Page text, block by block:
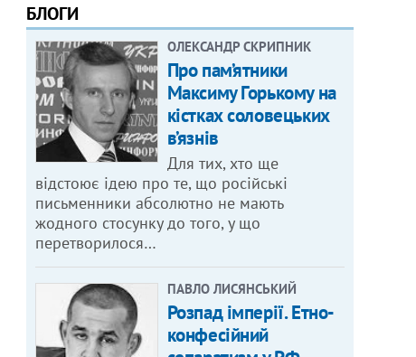
БЛОГИ
ОЛЕКСАНДР СКРИПНИК
Про пам’ятники
Максиму Горькому на
кістках соловецьких
в’язнів
Для тих, хто ще
відстоює ідею про те, що російські
письменники абсолютно не мають
жодного стосунку до того, у що
перетворилося…
ПАВЛО ЛИСЯНСЬКИЙ
Розпад імперії. Етно-
конфесійний